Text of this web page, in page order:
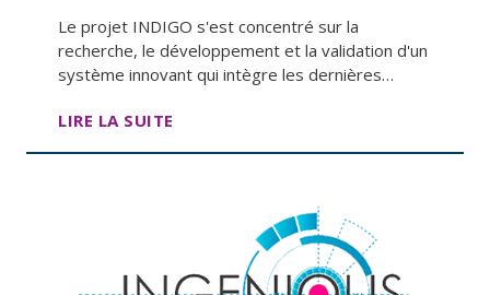
Le projet INDIGO s'est concentré sur la
recherche, le développement et la validation d'un
système innovant qui intègre les dernières…
LIRE LA SUITE